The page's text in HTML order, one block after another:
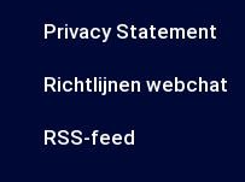
Privacy Statement
Richtlijnen webchat
RSS-feed